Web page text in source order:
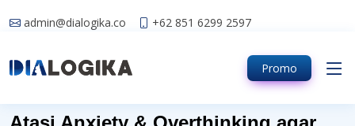
admin@dialogika.co +62 851 6299 2597
Promo